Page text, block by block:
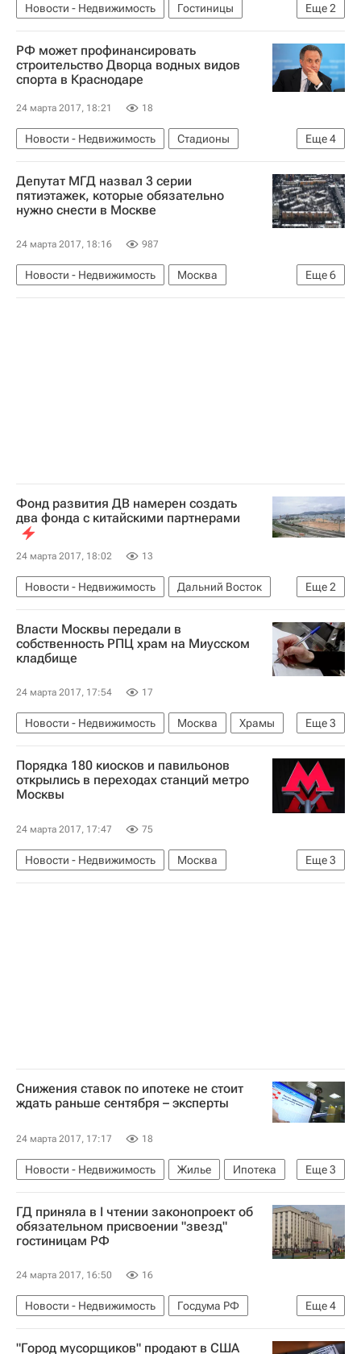
Еще2
Новости - Недвижимость
Гостиницы
Коммерческая недвижимость
Россия
РФ может профинансировать
строительство Дворца водных видов
спорта в Краснодаре
24 марта 2017, 18:21 18
Еще4
Новости - Недвижимость
Стадионы
Краснодар
Виталий Мутко
Инфраструктура
Россия
Депутат МГД назвал 3 серии
пятиэтажек, которые обязательно
нужно снести в Москве
24 марта 2017, 18:16 987
Еще6
Новости - Недвижимость
Москва
Пятиэтажки
Снос
Мосгордума
Фонд развития ДВ намерен создать
два фонда с китайскими партнерами
24 марта 2017, 18:02 13
Еще2
Новости - Недвижимость
Дальний Восток
Строительство
Россия
Власти Москвы передали в
собственность РПЦ храм на Миусском
кладбище
24 марта 2017, 17:54 17
Еще3
Новости - Недвижимость Москва
Храмы
Дискуссия о передаче имущества РПЦ
Русская православная церковь
Россия
Порядка 180 киосков и павильонов
открылись в переходах станций метро
Москвы
24 марта 2017, 17:47 75
Еще3
Новости - Недвижимость
Москва
Коммерческая недвижимость
Метро
Снижения ставок по ипотеке не стоит
ждать раньше сентября – эксперты
24 марта 2017, 17:17 18
Еще3
Новости - Недвижимость Жилье
Ипотека
Ставки
Центральный Банк РФ (ЦБ РФ)
Россия
ГД приняла в I чтении законопроект об
обязательном присвоении "звезд"
гостиницам РФ
24 марта 2017, 16:50 16
Еще4
Новости - Недвижимость
Госдума РФ
Гостиницы
Коммерческая недвижимость
"Город мусорщиков" продают в США